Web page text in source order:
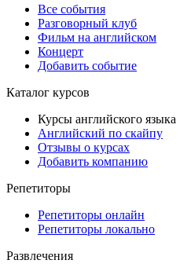
Все события
Разговорный клуб
Фильм на английском
Концерт
Добавить событие
Каталог курсов
Курсы английского языка
Английский по скайпу
Отзывы о курсах
Добавить компанию
Репетиторы
Репетиторы онлайн
Репетиторы локально
Развлечения